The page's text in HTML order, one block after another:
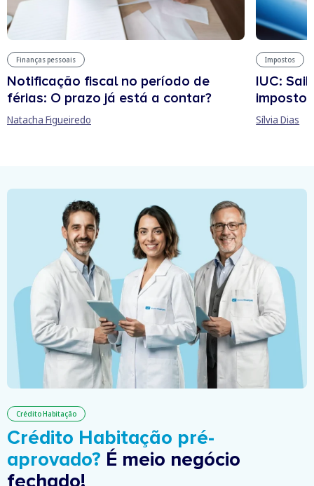
Finanças pessoais
Notificação fiscal no período de
férias: O prazo já está a contar?
Natacha Figueiredo
Impostos
IUC:
imposto
Sílvia Dias
Crédito Habitação
Crédito Habitação pré-
aprovado? É meio negócio
fechado!